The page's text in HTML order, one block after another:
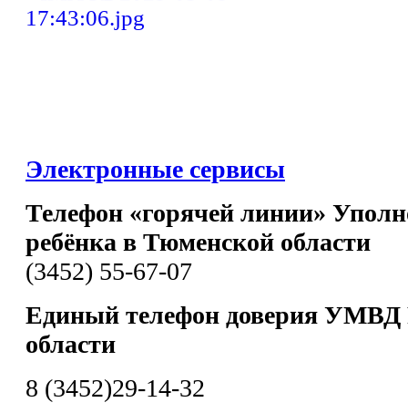
Электронные сервисы
Телефон «горячей линии»
ребёнка в Тюменской области
(3452) 55-67-07
Единый телефон доверия УМВД
области
8 (3452)29-14-32